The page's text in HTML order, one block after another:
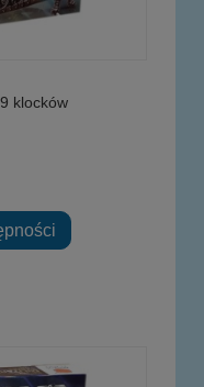
klocków